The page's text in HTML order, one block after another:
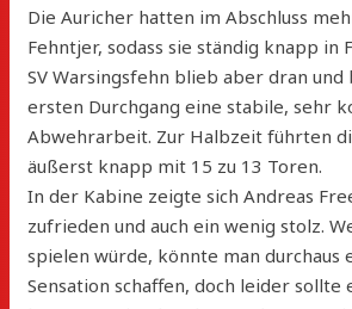
Die Auricher hatten im Abschluss
Fehntjer, sodass sie ständig knapp in
SV Warsingsfehn blieb aber dran
ersten Durchgang eine stabile, sehr
Abwehrarbeit. Zur Halbzeit führten
äußerst knapp mit 15 zu 13 Toren.
In der Kabine zeigte sich Andreas
zufrieden und auch ein wenig stolz.
spielen würde, könnte man durchaus
Sensation schaffen, doch leider sollte